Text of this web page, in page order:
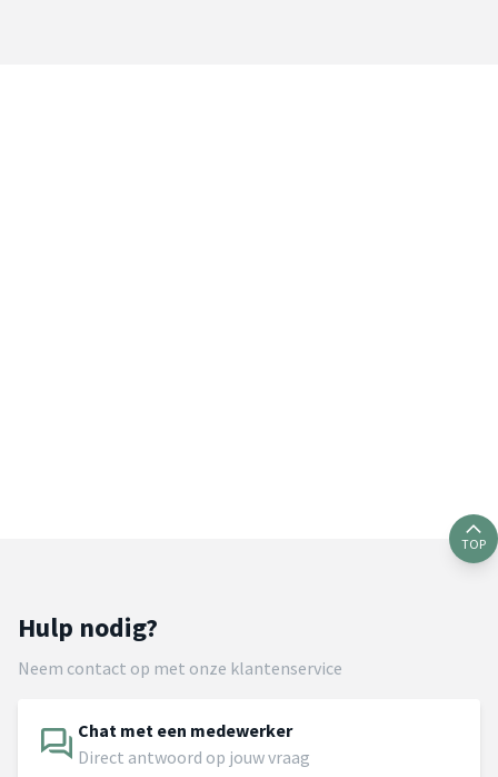
TOP
Hulp nodig?
Neem contact op met onze klantenservice
Chat met een medewerker
Direct antwoord op jouw vraag